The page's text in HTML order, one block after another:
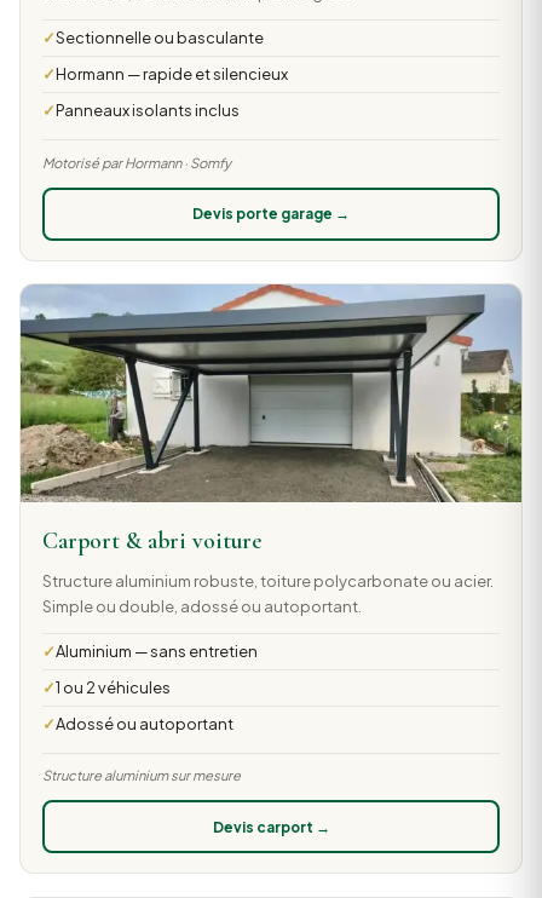
Sectionnelle ou basculante
Hormann — rapide et silencieux
Panneaux isolants inclus
Motorisé par Hormann · Somfy
Devis porte garage →
Carport & abri voiture
Structure aluminium robuste, toiture polycarbonate ou acier.
Simple ou double, adossé ou autoportant.
Aluminium — sans entretien
1 ou 2 véhicules
Adossé ou autoportant
Structure aluminium sur mesure
Devis carport →